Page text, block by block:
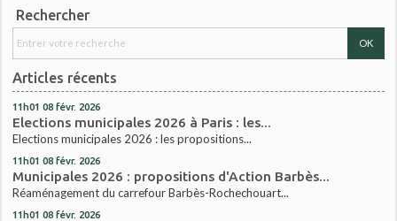
Rechercher
Articles récents
11h01 08 févr. 2026
Elections municipales 2026 à Paris : les...
Elections municipales 2026 : les propositions...
11h01 08 févr. 2026
Municipales 2026 : propositions d'Action Barbès...
Réaménagement du carrefour Barbès-Rochechouart...
11h01 08 févr. 2026